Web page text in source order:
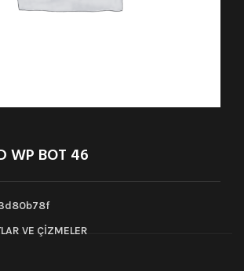
WP BOT 46
VE ÇİZMELER